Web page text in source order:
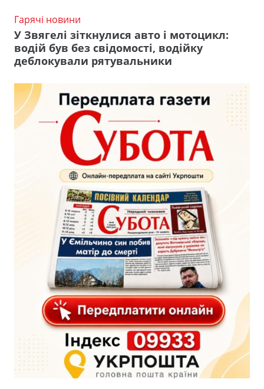
Гарячі новини
У Звягелі зіткнулися авто і мотоцикл:
водій був без свідомості, водійку
деблокували рятувальники